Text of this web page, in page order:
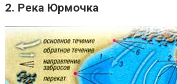
2. Река Юрмочка